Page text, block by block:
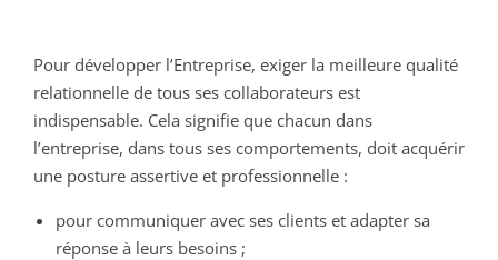
Pour développer l’Entreprise, exiger la meilleure qualité
relationnelle de tous ses collaborateurs est
indispensable. Cela signifie que chacun dans
l’entreprise, dans tous ses comportements, doit acquérir
une posture assertive et professionnelle :
pour communiquer avec ses clients et adapter sa
réponse à leurs besoins ;